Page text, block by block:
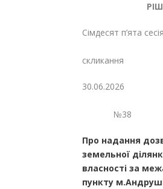
Сімдесят п’ята сесія
скликання
№38
Про надання
земельної
власності за
пункту